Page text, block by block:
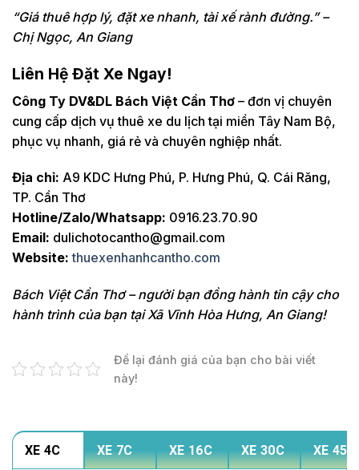
“Giá thuê hợp lý, đặt xe nhanh, tài xế rành đường.” –
Chị Ngọc, An Giang
Liên Hệ Đặt Xe Ngay!
Công Ty DV&DL Bách Việt Cần Thơ – đơn vị chuyên
cung cấp dịch vụ thuê xe du lịch tại miền Tây Nam Bộ,
phục vụ nhanh, giá rẻ và chuyên nghiệp nhất.
Địa chỉ: A9 KDC Hưng Phú, P. Hưng Phú, Q. Cái Răng,
TP. Cần Thơ
Hotline/Zalo/Whatsapp: 0916.23.70.90
Email: dulichotocantho@gmail.com
Website: thuexenhanhcantho.com
Bách Việt Cần Thơ – người bạn đồng hành tin cậy cho
hành trình của bạn tại Xã Vĩnh Hòa Hưng, An Giang!
Để lại đánh giá của bạn cho bài viết
này!
XE 4C XE 7C XE 16C XE 30C XE 45C